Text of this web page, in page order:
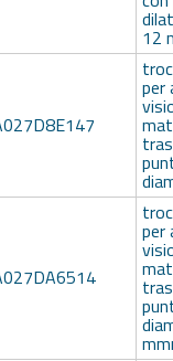
12
per
per